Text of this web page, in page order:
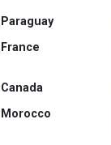
Paraguay
France
Canada
Morocco